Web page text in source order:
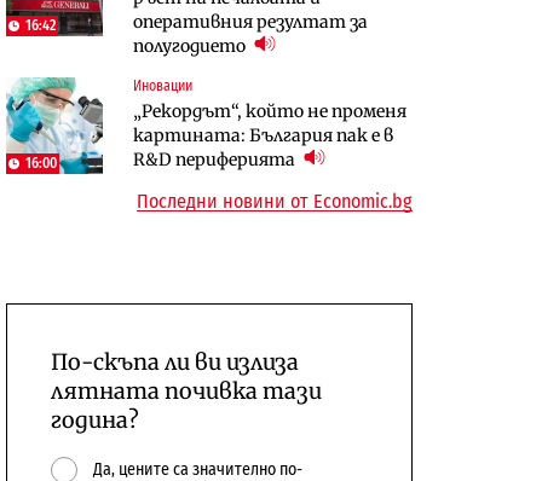
16:42
оперативния резултат за
полугодието
16:00
Иновации
„Рекордът“, който не променя
картината: България пак е в
R&D периферията
център в Доброславци
Трафикът толкова е намалял,
че големи медии обмислят да се
откажат напълно от Google
10:12
„Ендуросат“ ще строи огромен
космически и отбранителен
център в Доброславци
Последни новини от Economic.bg
По-скъпа ли ви излиза
лятната почивка тази
година?
Да, цените са значително по-